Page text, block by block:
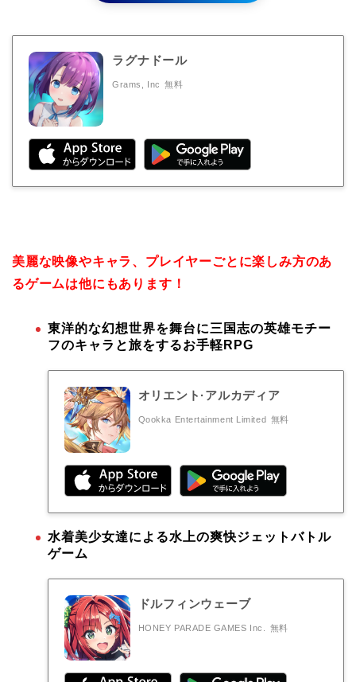
ラグナドール
Grams, Inc 無料
美麗な映像やキャラ、プレイヤーごとに楽しみ方のあ
るゲームは他にもあります！
東洋的な幻想世界を舞台に三国志の英雄モチー
フのキャラと旅をするお手軽RPG
オリエント·アルカディア
Qookka Entertainment Limited 無料
水着美少女達による水上の爽快ジェットバトル
ゲーム
ドルフィンウェーブ
HONEY PARADE GAMES Inc. 無料